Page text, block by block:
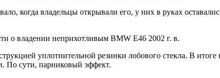
когда владельцы открывали его, у них в руках
уплотнительной резинки лобового стекла. В
По сути, парниковый эффект.